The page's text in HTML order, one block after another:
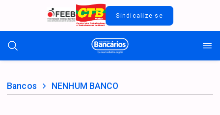
Sindicalize-se
Bancos NENHUM BANCO